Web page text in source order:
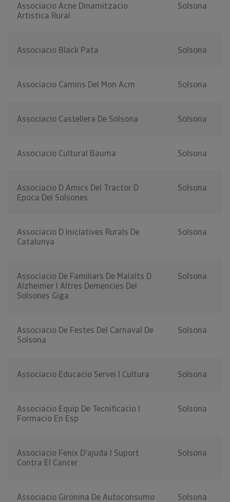
Associacio Acne Dinamitzacio
Artistica Rural
Solsona
Associacio Black Pata Solsona
Associacio Camins Del Mon Acm Solsona
Associacio Castellera De Solsona Solsona
Associacio Cultural Bauma Solsona
Associacio D Amics Del Tractor D
Epoca Del Solsones
Solsona
Associacio D Iniciatives Rurals De
Catalunya
Solsona
Associacio De Familiars De Malalts D
Alzheimer I Altres Demencies Del
Solsones Giga
Solsona
Associacio De Festes Del Carnaval De
Solsona
Solsona
Associacio Educacio Servei I Cultura Solsona
Associacio Equip De Tecnificacio I
Formacio En Esp
Solsona
Associacio Fenix D'ajuda I Suport
Contra El Cancer
Solsona
Associacio Gironina De Autoconsumo Solsona